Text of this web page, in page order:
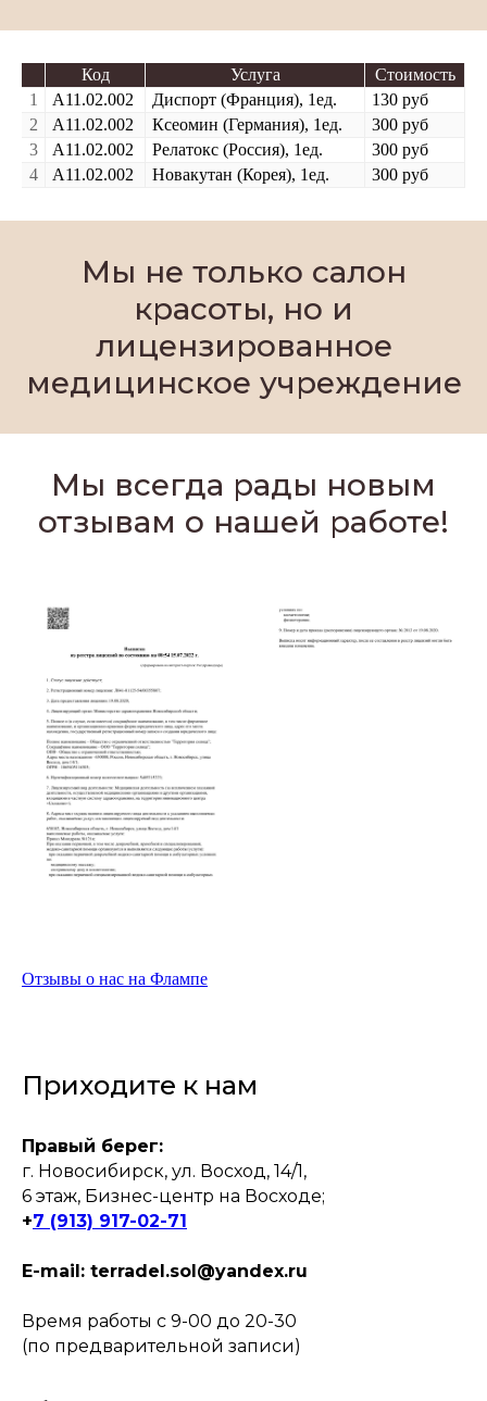
Код Услуга
Стоимость
1
А11.02.002 Диспорт (Франция), 1ед.
130 руб
2
А11.02.002 Ксеомин (Германия), 1ед.
300 руб
3
А11.02.002 Релатокс (Россия), 1ед.
300 руб
4
А11.02.002 Новакутан (Корея), 1ед. 300 руб
Мы не только салон
красоты, но и
лицензированное
медицинское учреждение
Мы всегда рады новым
отзывам о нашей работе!
Отзывы о нас на Флампе
Приходите к нам
Правый берег:
г. Новосибирск, ул. Восход, 14/1,
6 этаж, Бизнес-центр на Восходе;
+7 (913) 917-02-71
E-mail: terradel.sol@yandex.ru
Время работы с 9-00 до 20-30
(по предварительной записи)